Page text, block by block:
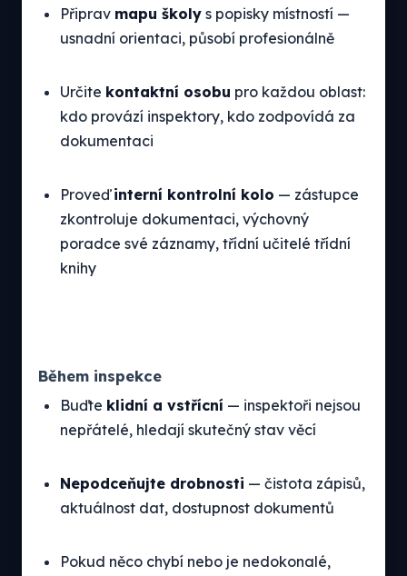
Připrav mapu školy s popisky místností —
usnadní orientaci, působí profesionálně
Určite kontaktní osobu pro každou oblast:
kdo provází inspektory, kdo zodpovídá za
dokumentaci
Proveďinterní kontrolní kolo — zástupce
zkontroluje dokumentaci, výchovný
poradce své záznamy, třídní učitelé třídní
knihy
Během inspekce
Buďte klidní a vstřícní — inspektoři nejsou
nepřátelé, hledají skutečný stav věcí
Nepodceňujte drobnosti — čistota zápisů,
aktuálnost dat, dostupnost dokumentů
Pokud něco chybí nebo je nedokonalé,